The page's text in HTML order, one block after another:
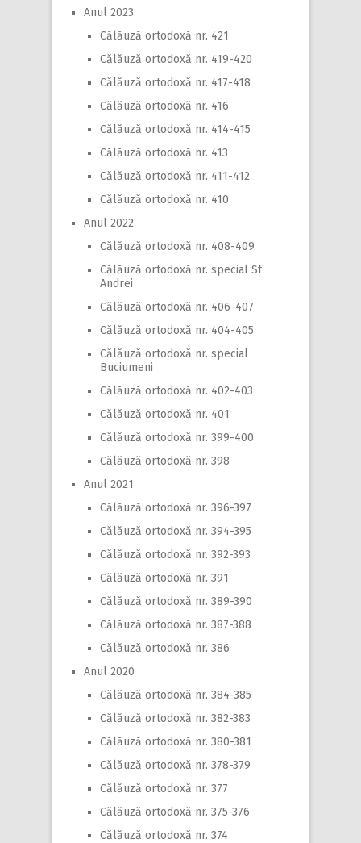
Anul 2023
Călăuză ortodoxă nr. 421
Călăuză ortodoxă nr. 419-420
Călăuză ortodoxă nr. 417-418
Călăuză ortodoxă nr. 416
Călăuză ortodoxă nr. 414-415
Călăuză ortodoxă nr. 413
Călăuză ortodoxă nr. 411-412
Călăuză ortodoxă nr. 410
Anul 2022
Călăuză ortodoxă nr. 408-409
Călăuză ortodoxă nr. special Sf
Andrei
Călăuză ortodoxă nr. 406-407
Călăuză ortodoxă nr. 404-405
Călăuză ortodoxă nr. special
Buciumeni
Călăuză ortodoxă nr. 402-403
Călăuză ortodoxă nr. 401
Călăuză ortodoxă nr. 399-400
Călăuză ortodoxă nr. 398
Anul 2021
Călăuză ortodoxă nr. 396-397
Călăuză ortodoxă nr. 394-395
Călăuză ortodoxă nr. 392-393
Călăuză ortodoxă nr. 391
Călăuză ortodoxă nr. 389-390
Călăuză ortodoxă nr. 387-388
Călăuză ortodoxă nr. 386
Anul 2020
Călăuză ortodoxă nr. 384-385
Călăuză ortodoxă nr. 382-383
Călăuză ortodoxă nr. 380-381
Călăuză ortodoxă nr. 378-379
Călăuză ortodoxă nr. 377
Călăuză ortodoxă nr. 375-376
Călăuză ortodoxă nr. 374